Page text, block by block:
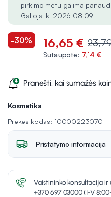
Kosmetika
Prekės kodas: 10000223070
pirkimo metu galima
Galioja iki 2026 08 09
-30% 16,65 €
Sutaupote: 7,14 €
Pranešti, kai sumažės
Pristatymo informacija
Vaistininko konsultacija
+370 697 03000 (I-V